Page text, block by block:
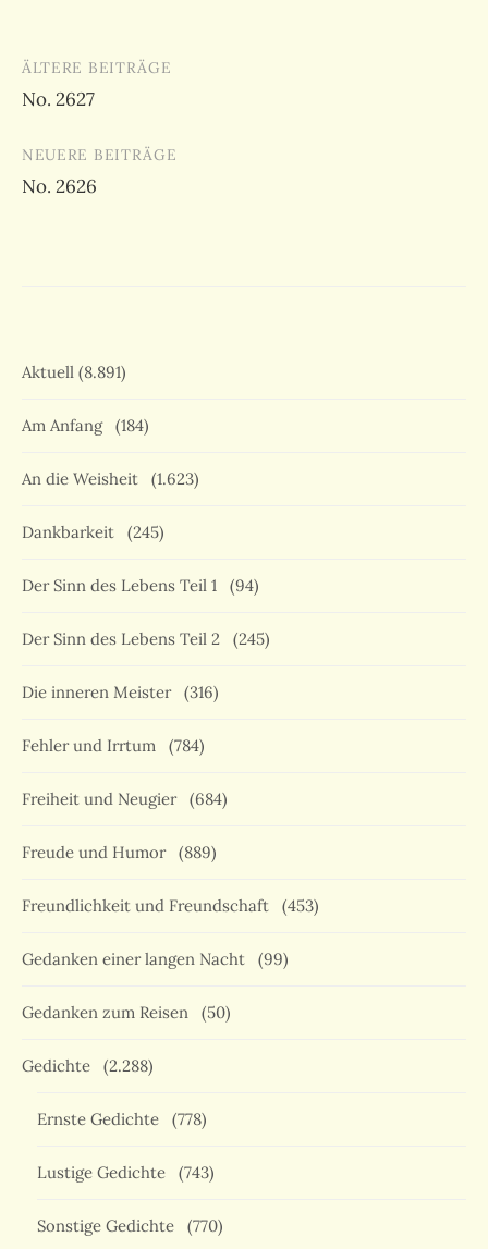
Beitragsnavigation
ÄLTERE BEITRÄGE
No. 2627
NEUERE BEITRÄGE
No. 2626
Aktuell (8.891)
Am Anfang (184)
An die Weisheit (1.623)
Dankbarkeit (245)
Der Sinn des Lebens Teil 1 (94)
Der Sinn des Lebens Teil 2 (245)
Die inneren Meister (316)
Fehler und Irrtum (784)
Freiheit und Neugier (684)
Freude und Humor (889)
Freundlichkeit und Freundschaft (453)
Gedanken einer langen Nacht (99)
Gedanken zum Reisen (50)
Gedichte (2.288)
Ernste Gedichte (778)
Lustige Gedichte (743)
Sonstige Gedichte (770)